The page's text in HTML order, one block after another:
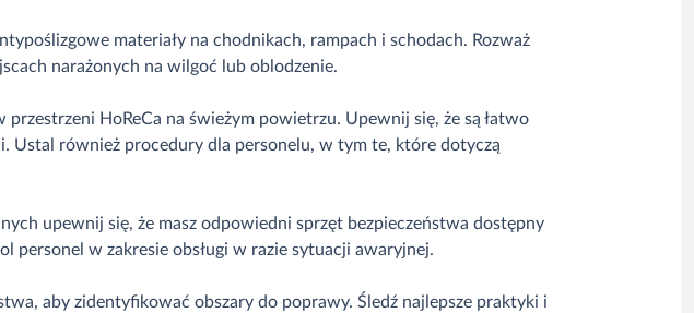
materiały na chodnikach, rampach i schodach. Rozważ
narażonych na wilgoć lub oblodzenie.
HoReCa na świeżym powietrzu. Upewnij się, że są łatwo
Ustal również procedury dla personelu, w tym te, które dotyczą
upewnij się, że masz odpowiedni sprzęt bezpieczeństwa dostępny
personel w zakresie obsługi w razie sytuacji awaryjnej.
aby zidentyfikować obszary do poprawy. Śledź najlepsze praktyki i